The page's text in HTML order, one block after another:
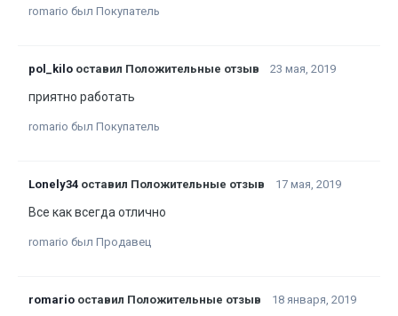
romario был Покупатель
pol_kilo оставил Положительные отзыв 23 мая, 2019
приятно работать
romario был Покупатель
Lonely34 оставил Положительные отзыв 17 мая, 2019
Все как всегда отлично
romario был Продавец
romario оставил Положительные отзыв 18 января, 2019